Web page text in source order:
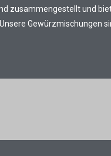
zusammengestellt und
Gewürzmischungen